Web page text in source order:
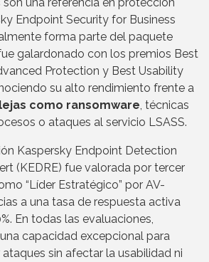
Endpoint Security for Business
forma parte del paquete
galardonado con los premios Best
Protection y Best Usability
su alto rendimiento frente a
como ransomware , técnicas
o ataques al servicio LSASS.
Kaspersky Endpoint Detection
(KEDRE) fue valorada por tercer
“Líder Estratégico” por AV-
a una tasa de respuesta activa
En todas las evaluaciones,
capacidad excepcional para
sin afectar la usabilidad ni